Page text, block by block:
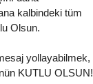
kalbindeki tüm
Olsun.
yollayabilmek,
KUTLU OLSUN!